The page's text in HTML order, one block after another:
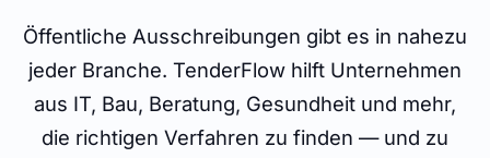
Öffentliche Ausschreibungen gibt es in nahezu
jeder Branche. TenderFlow hilft Unternehmen
aus IT, Bau, Beratung, Gesundheit und mehr,
die richtigen Verfahren zu finden — und zu